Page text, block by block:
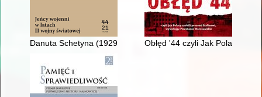
Danuta Schetyna (1929-2021) Obłęd '44 czyli Jak Polacy